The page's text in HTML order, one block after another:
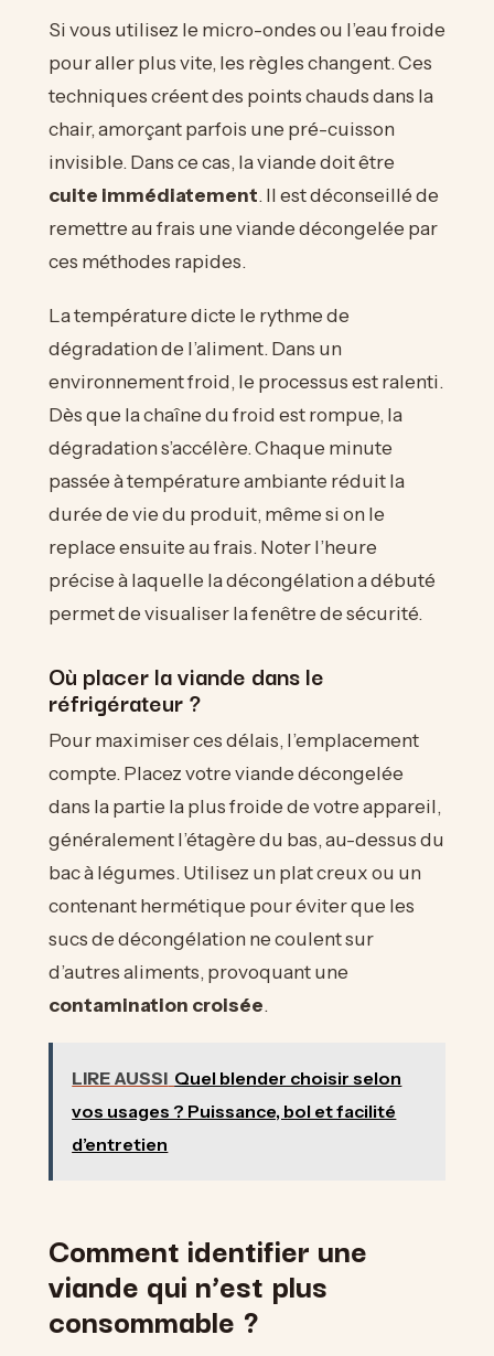
Si vous utilisez le micro-ondes ou l’eau froide
pour aller plus vite, les règles changent. Ces
techniques créent des points chauds dans la
chair, amorçant parfois une pré-cuisson
invisible. Dans ce cas, la viande doit être
cuite immédiatement. Il est déconseillé de
remettre au frais une viande décongelée par
ces méthodes rapides.
La température dicte le rythme de
dégradation de l’aliment. Dans un
environnement froid, le processus est ralenti.
Dès que la chaîne du froid est rompue, la
dégradation s’accélère. Chaque minute
passée à température ambiante réduit la
durée de vie du produit, même si on le
replace ensuite au frais. Noter l’heure
précise à laquelle la décongélation a débuté
permet de visualiser la fenêtre de sécurité.
Où placer la viande dans le
réfrigérateur ?
Pour maximiser ces délais, l’emplacement
compte. Placez votre viande décongelée
dans la partie la plus froide de votre appareil,
généralement l’étagère du bas, au-dessus du
bac à légumes. Utilisez un plat creux ou un
contenant hermétique pour éviter que les
sucs de décongélation ne coulent sur
d’autres aliments, provoquant une
contamination croisée.
LIRE AUSSI Quel blender choisir selon
vos usages ? Puissance, bol et facilité
d’entretien
Comment identifier une
viande qui n’est plus
consommable ?